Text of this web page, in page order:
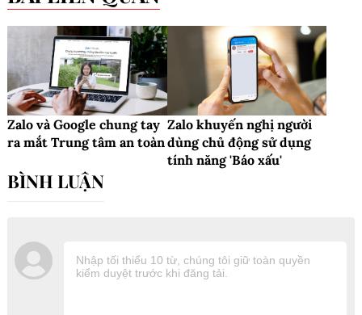
Zalo và Google chung tay
ra mắt Trung tâm an toàn
Zalo khuyến nghị người
dùng chủ động sử dụng
tính năng 'Báo xấu'